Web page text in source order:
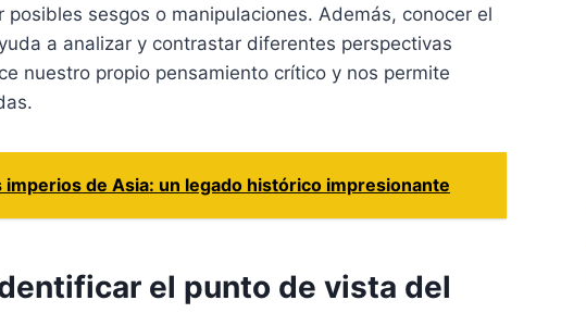
sesgos o manipulaciones. Además, conocer el
a analizar y contrastar diferentes perspectivas
nuestro propio pensamiento crítico y nos permite
imperios de Asia: un legado histórico impresionante
el punto de vista del